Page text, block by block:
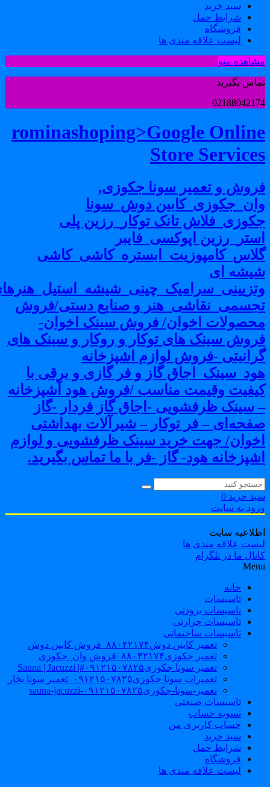
سبد خرید
شرایط حمل
فروشگاه
لیست علاقه مندی ها
منو
بگیرید
rominashoping>Google
Store
و تعمیر سونا جکوزی,
دوش_سونا
تانک توکار_رزین پلی
اپوکسی_فایبر
ای
و صنایع دستی/فروش
اخوان/ فروش سینک اخوان-
سینک های توکار و روکار و سینک های
-فروش لوازم اشپزخانه
گاز و فر گازی و برقی با
وقیمت مناسب /فروش هود آشپزخانه
سینک ظرفشویی -اجاق گاز فردار -گاز
– فر توکار – شیرآلات بهداشتی
جهت خرید سینک ظرفشویی و لوازم
هود- گاز -فر با ما تماس بگیرید.
خرید 0
به سایت
سایت
علاقه مندی ها
ما در تلگرام
خانه
تاسیسات
تاسیسات برودتی
تاسیسات حرارتی
تاسیسات ساختمانی
تعمیر کابین دوش۸۸۰۴۲۱۷۴_فروش کابین دوش
تعمیر جکوزی۸۸۰۴۲۱۷۴_فروش وان_جکوزی
تعمیر سونا جکوزی۰۹۱۲۱۵۰۷۸۲۵#| Sauna | Jacuzzi
تعمیرات سونا جکوزی۰۹۱۲۱۵۰۷۸۲۵_تعمیر سونا بخار
تعمیر-سونا-جکوزی۰۹۱۲۱۵۰۷۸۲۵-sauna-jacuzzi
تاسیسات صنعتی
تسویه حساب
حساب کاربری من
سبد خرید
شرایط حمل
فروشگاه
لیست علاقه مندی ها